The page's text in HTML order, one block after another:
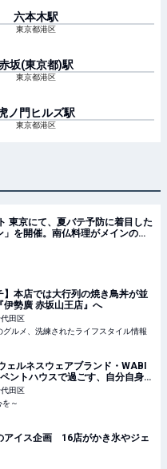
六本木駅
東京都港区
坂(東京都)駅
東京都港区
ノ門ヒルズ駅
東京都港区
東京にて、夏バテ予防に着目した
」を開催。南仏料理がメインのセ
も
】本店では大行列の焼き鳥丼が並
伊勢廣 赤坂山王店』へ
田区
グルメ、洗練されたライフスタイル情報
ェルネスウェアブランド・WABI
ントハウスで過ごす、自分自身と
田区
～
アイス企画 16店がかき氷やジェ